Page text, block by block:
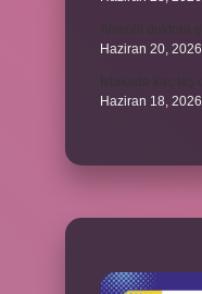
Haziran 20, 2026
Haziran 18, 2026